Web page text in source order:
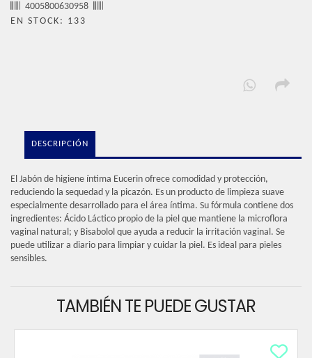
4005800630958
EN STOCK: 133
DESCRIPCIÓN
El Jabón de higiene íntima Eucerin ofrece comodidad y protección,
reduciendo la sequedad y la picazón. Es un producto de limpieza suave
especialmente desarrollado para el área íntima. Su fórmula contiene dos
ingredientes: Ácido Láctico propio de la piel que mantiene la microflora
vaginal natural; y Bisabolol que ayuda a reducir la irritación vaginal. Se
puede utilizar a diario para limpiar y cuidar la piel. Es ideal para pieles
sensibles.
TAMBIÉN TE PUEDE GUSTAR